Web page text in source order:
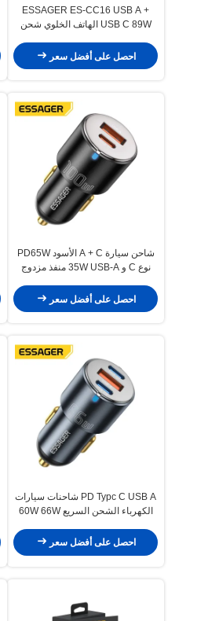
ESSAGER ES-CC16 USB A +
USB C 89W الهاتف الخلوي شحن
احصل على أفضل سعر
شاحن سيارة A + C الأسود PD65W
نوع C و 35W USB-A منفذ مزدوج
احصل على أفضل سعر
PD Typc C USB A شاحنات سيارات
الكهرباء الشحن السريع 60W 66W
احصل على أفضل سعر